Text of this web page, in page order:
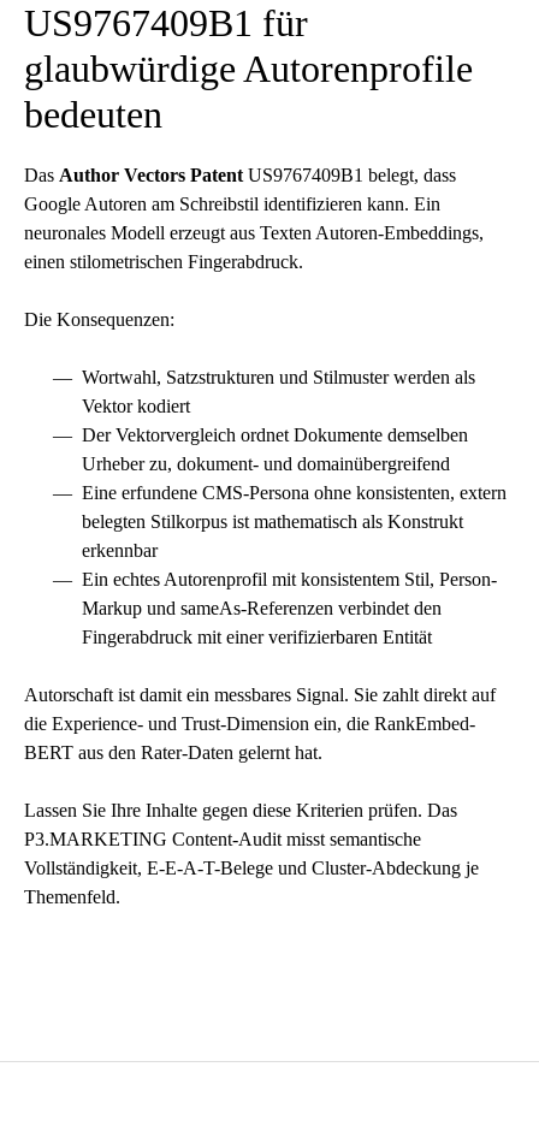
US9767409B1 für
glaubwürdige Autorenprofile
bedeuten
Das Author Vectors Patent US9767409B1 belegt, dass
Google Autoren am Schreibstil identifizieren kann. Ein
neuronales Modell erzeugt aus Texten Autoren-Embeddings,
einen stilometrischen Fingerabdruck.
Die Konsequenzen:
Wortwahl, Satzstrukturen und Stilmuster werden als
Vektor kodiert
Der Vektorvergleich ordnet Dokumente demselben
Urheber zu, dokument- und domainübergreifend
Eine erfundene CMS-Persona ohne konsistenten, extern
belegten Stilkorpus ist mathematisch als Konstrukt
erkennbar
Ein echtes Autorenprofil mit konsistentem Stil, Person-
Markup und sameAs-Referenzen verbindet den
Fingerabdruck mit einer verifizierbaren Entität
Autorschaft ist damit ein messbares Signal. Sie zahlt direkt auf
die Experience- und Trust-Dimension ein, die RankEmbed-
BERT aus den Rater-Daten gelernt hat.
Lassen Sie Ihre Inhalte gegen diese Kriterien prüfen. Das
P3.MARKETING Content-Audit misst semantische
Vollständigkeit, E-E-A-T-Belege und Cluster-Abdeckung je
Themenfeld.